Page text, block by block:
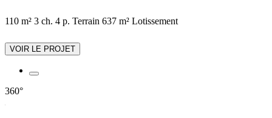
110 m² 3 ch. 4 p. Terrain 637 m² Lotissement
VOIR LE PROJET
360°